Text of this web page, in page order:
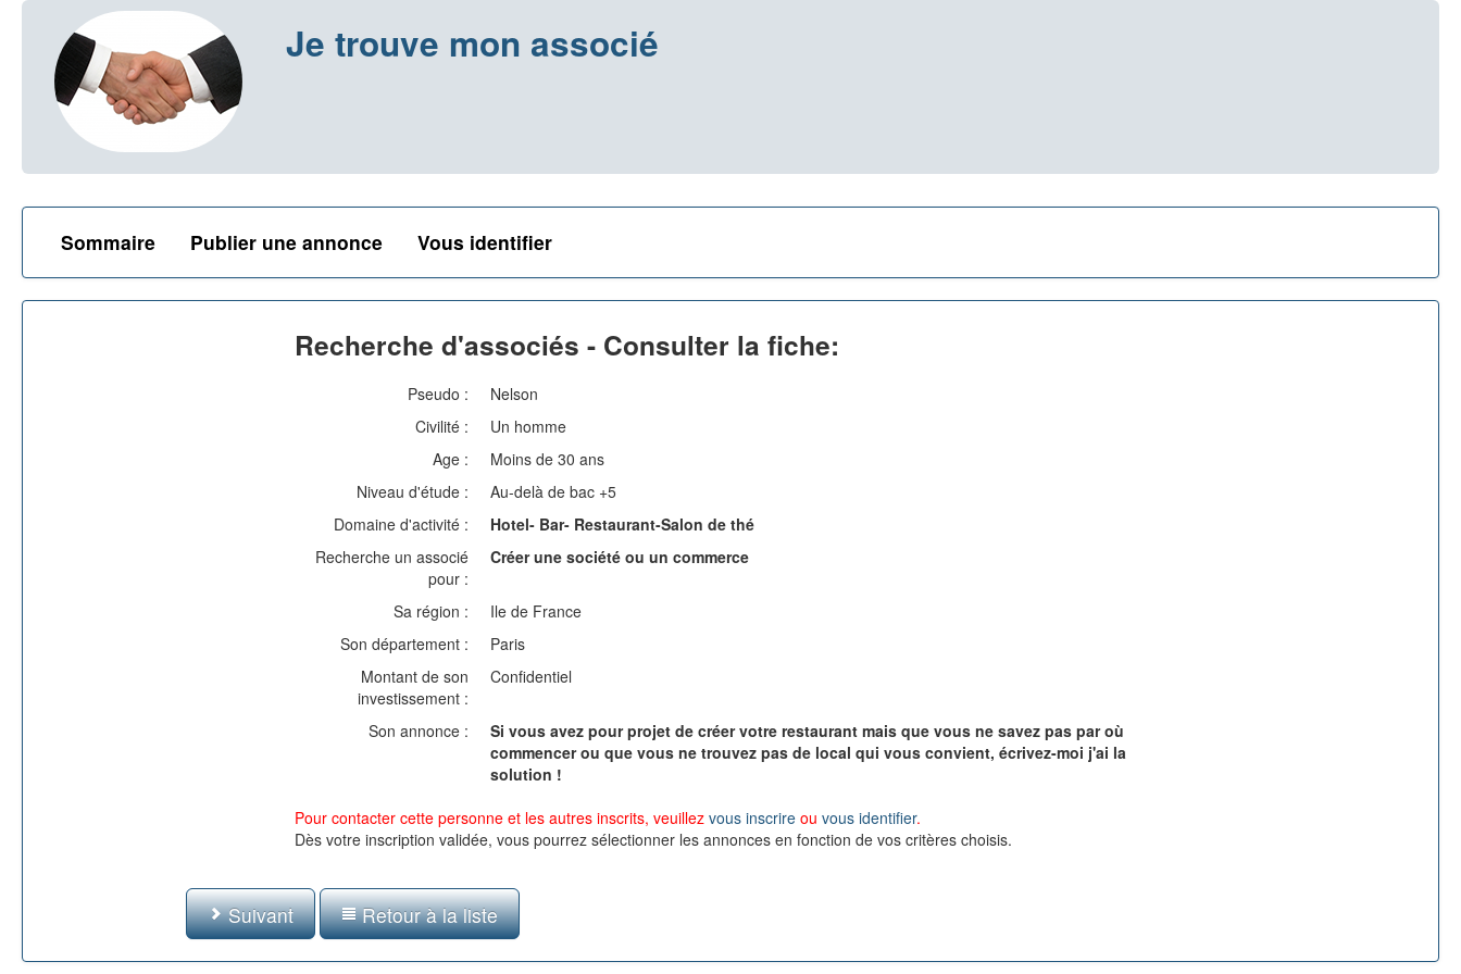
Je trouve mon associé
Sommaire Publier une annonce Vous identifier
Recherche d'associés - Consulter la fiche:
Pseudo :
Nelson
Civilité :
Un homme
Age :
Moins de 30 ans
Niveau d'étude :
Au-delà de bac +5
Domaine d'activité :
Hotel- Bar- Restaurant-Salon de thé
Recherche un associé
pour :
Créer une société ou un commerce
Sa région :
Ile de France
Son département :
Paris
Montant de son
investissement :
Confidentiel
Son annonce :
Si vous avez pour projet de créer votre restaurant mais que vous ne savez pas par où
commencer ou que vous ne trouvez pas de local qui vous convient, écrivez-moi j'ai la
solution !
Pour contacter cette personne et les autres inscrits, veuillez vous inscrire ou vous identifier.
Dès votre inscription validée, vous pourrez sélectionner les annonces en fonction de vos critères choisis.
Suivant Retour à la liste